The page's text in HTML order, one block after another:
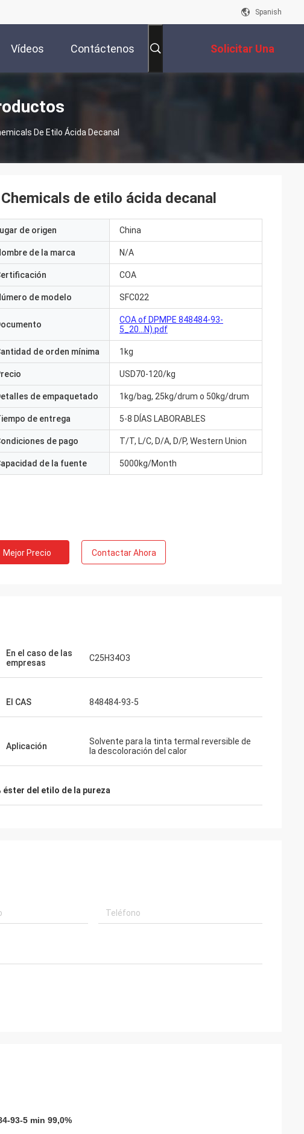
Spanish
Vídeos Contáctenos Solicitar Una
Cotización
De Etilo Ácida Decanal
de Bélgica
de etilo ácida decanal
de origen China
de la marca N/A
COA
de modelo SFC022
COA of DPMPE 848484-93-
5_20...N).pdf
de orden mínima 1kg
USD70-120/kg
de empaquetado 1kg/bag, 25kg/drum o 50kg/drum
de entrega 5-8 DÍAS LABORABLES
de pago T/T, L/C, D/A, D/P, Western Union
de la fuente 5000kg/Month
Mejor Precio Contactar Ahora
En el caso de las
empresas
C25H34O3
El CAS 848484-93-5
Aplicación
Solvente para la tinta termal reversible de
la descoloración del calor
éster del etilo de la pureza
93-5 min 99,0%